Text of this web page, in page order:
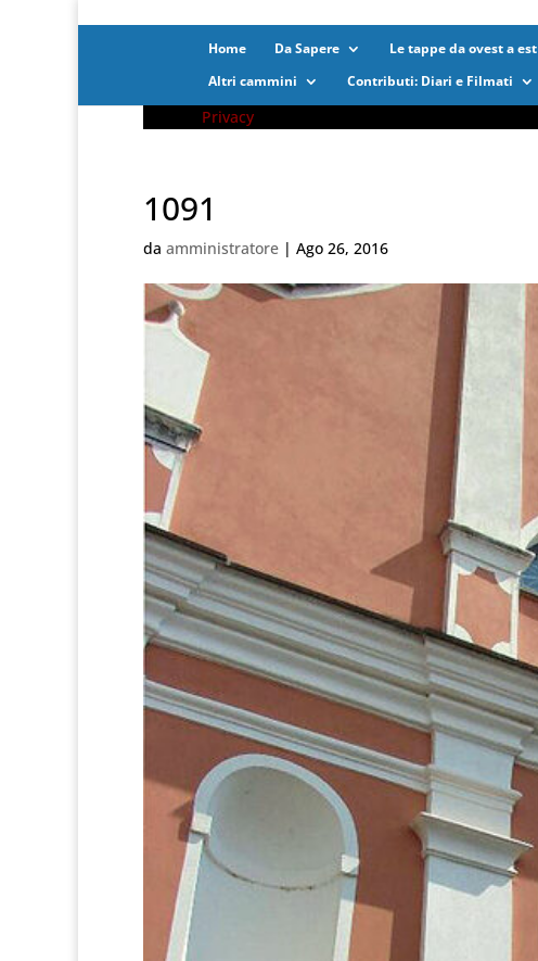
Privacy
Home Da Sapere Le tappe da ovest a est
Altri cammini
Contributi: Diari e Filmati
1091
da amministratore | Ago 26, 2016